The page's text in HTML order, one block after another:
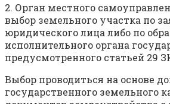
2. Орган местного
выбор земельного участка по
юридического лица либо по
исполнительного органа
предусмотренного статьей 29
Выбор проводиться на основе
государственного земельного